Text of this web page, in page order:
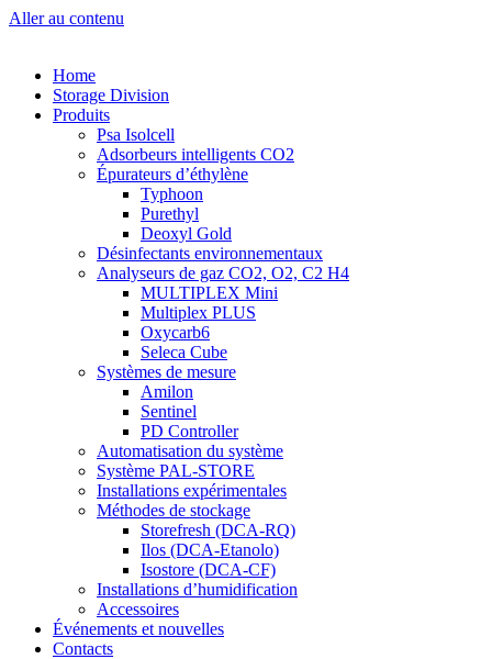
Aller au contenu
Home
Storage Division
Produits
Psa Isolcell
Adsorbeurs intelligents CO2
Épurateurs d’éthylène
Typhoon
Purethyl
Deoxyl Gold
Désinfectants environnementaux
Analyseurs de gaz CO2, O2, C2 H4
MULTIPLEX Mini
Multiplex PLUS
Oxycarb6
Seleca Cube
Systèmes de mesure
Amilon
Sentinel
PD Controller
Automatisation du système
Système PAL-STORE
Installations expérimentales
Méthodes de stockage
Storefresh (DCA-RQ)
Ilos (DCA-Etanolo)
Isostore (DCA-CF)
Installations d’humidification
Accessoires
Événements et nouvelles
Contacts